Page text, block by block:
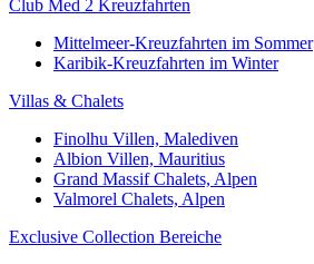
Club Med 2 Kreuzfahrten
Mittelmeer-Kreuzfahrten im Sommer
Karibik-Kreuzfahrten im Winter
Villas & Chalets
Finolhu Villen, Malediven
Albion Villen, Mauritius
Grand Massif Chalets, Alpen
Valmorel Chalets, Alpen
Exclusive Collection Bereiche